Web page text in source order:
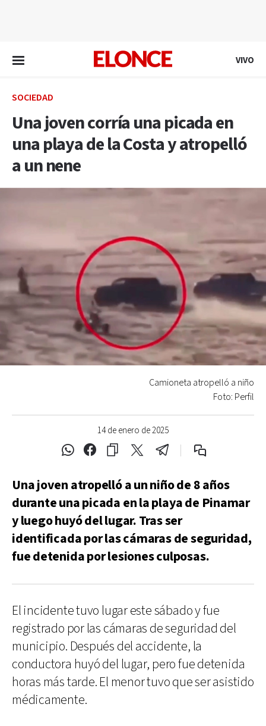
VIVO
SOCIEDAD
Una joven corría una picada en
una playa de la Costa y atropelló
a un nene
14 de enero de 2025
Camioneta atropelló a niño
Foto: Perfil
Una joven atropelló a un niño de 8 años
durante una picada en la playa de Pinamar
y luego huyó del lugar. Tras ser
identificada por las cámaras de seguridad,
fue detenida por lesiones culposas.
El incidente tuvo lugar este sábado y fue
registrado por las cámaras de seguridad del
municipio. Después del accidente, la
conductora huyó del lugar, pero fue detenida
horas más tarde. El menor tuvo que ser asistido
médicamente.